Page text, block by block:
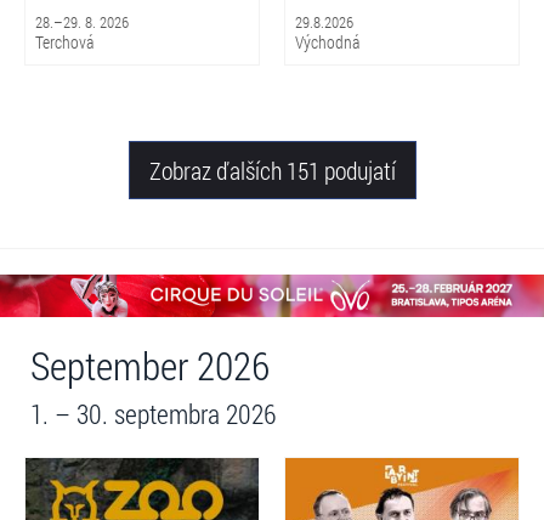
28.–29. 8. 2026
Terchová
29.8.2026
Východná
Zobraz ďalších 151 podujatí
September 2026
1. – 30. septembra 2026